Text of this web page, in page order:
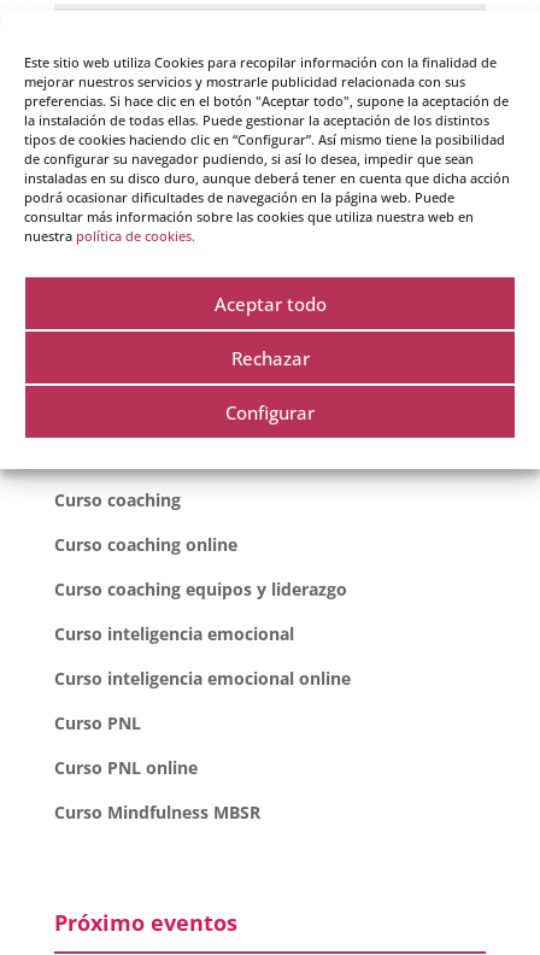
Este sitio web utiliza Cookies para recopilar información con la finalidad de
mejorar nuestros servicios y mostrarle publicidad relacionada con sus
preferencias. Si hace clic en el botón "Aceptar todo", supone la aceptación de
la instalación de todas ellas. Puede gestionar la aceptación de los distintos
tipos de cookies haciendo clic en “Configurar”. Así mismo tiene la posibilidad
de configurar su navegador pudiendo, si así lo desea, impedir que sean
instaladas en su disco duro, aunque deberá tener en cuenta que dicha acción
podrá ocasionar dificultades de navegación en la página web. Puede
consultar más información sobre las cookies que utiliza nuestra web en
nuestra política de cookies.
Aceptar todo
Rechazar
Configurar
Guarda mi nombre, correo electrónico y web en
este navegador para la próxima vez que comente.
Cursos destacados
Curso coaching
Curso coaching online
Curso coaching equipos y liderazgo
Curso inteligencia emocional
Curso inteligencia emocional online
Curso PNL
Curso PNL online
Curso Mindfulness MBSR
Próximo eventos